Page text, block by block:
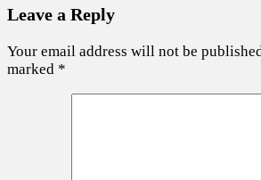
Leave a Reply
Your email address will not be
marked *